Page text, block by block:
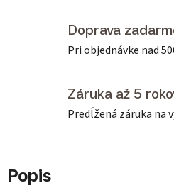
Doprava
Pri objednávke nad
Záruka až 5
Predĺžená záruka na
Popis